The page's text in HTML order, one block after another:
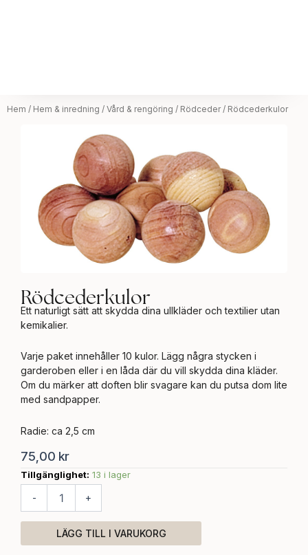
Hem / Hem & inredning / Vård & rengöring / Rödceder/ Rödcederkulor
Rödcederkulor
Ett naturligt sätt att skydda dina ullkläder och textilier utan
kemikalier.
Varje paket innehåller 10 kulor. Lägg några stycken i
garderoben eller i en låda där du vill skydda dina kläder.
Om du märker att doften blir svagare kan du putsa dom lite
med sandpapper.
Radie: ca 2,5 cm
75,00 kr
Tillgänglighet: 13 i lager
-
Rödcederkulor
+
LÄGG TILL I VARUKORG